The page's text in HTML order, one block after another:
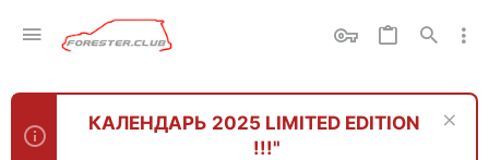
КАЛЕНДАРЬ 2025 LIMITED EDITION
!!!"